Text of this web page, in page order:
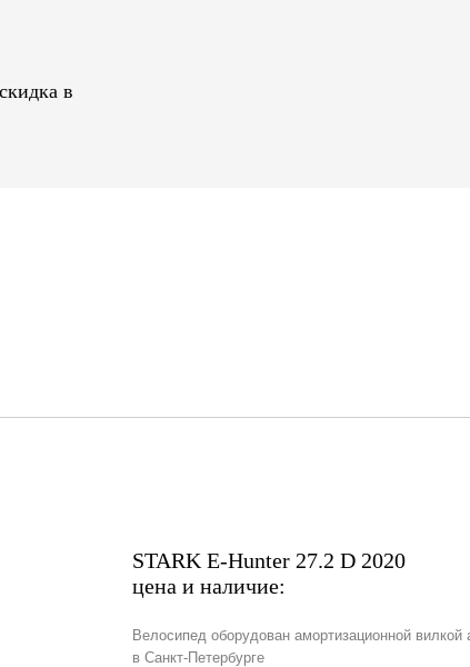
в
STARK E-Hunter 27.2 D 2020
цена и наличие:
Велосипед оборудован амортизационной
в Санкт-Петербурге